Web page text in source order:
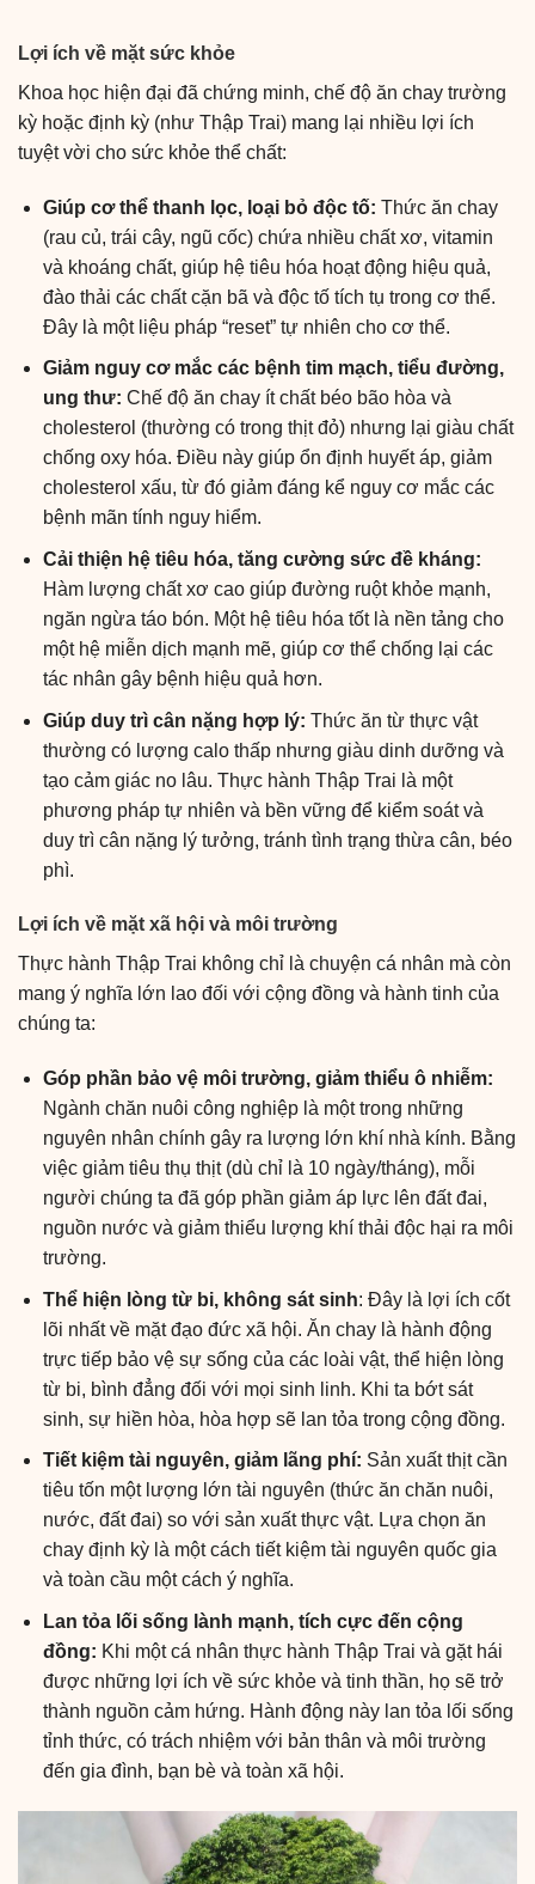
Lợi ích về mặt sức khỏe
Khoa học hiện đại đã chứng minh, chế độ ăn chay trường
kỳ hoặc định kỳ (như Thập Trai) mang lại nhiều lợi ích
tuyệt vời cho sức khỏe thể chất:
Giúp cơ thể thanh lọc, loại bỏ độc tố: Thức ăn chay
(rau củ, trái cây, ngũ cốc) chứa nhiều chất xơ, vitamin
và khoáng chất, giúp hệ tiêu hóa hoạt động hiệu quả,
đào thải các chất cặn bã và độc tố tích tụ trong cơ thể.
Đây là một liệu pháp “reset” tự nhiên cho cơ thể.
Giảm nguy cơ mắc các bệnh tim mạch, tiểu đường,
ung thư: Chế độ ăn chay ít chất béo bão hòa và
cholesterol (thường có trong thịt đỏ) nhưng lại giàu chất
chống oxy hóa. Điều này giúp ổn định huyết áp, giảm
cholesterol xấu, từ đó giảm đáng kể nguy cơ mắc các
bệnh mãn tính nguy hiểm.
Cải thiện hệ tiêu hóa, tăng cường sức đề kháng:
Hàm lượng chất xơ cao giúp đường ruột khỏe mạnh,
ngăn ngừa táo bón. Một hệ tiêu hóa tốt là nền tảng cho
một hệ miễn dịch mạnh mẽ, giúp cơ thể chống lại các
tác nhân gây bệnh hiệu quả hơn.
Giúp duy trì cân nặng hợp lý: Thức ăn từ thực vật
thường có lượng calo thấp nhưng giàu dinh dưỡng và
tạo cảm giác no lâu. Thực hành Thập Trai là một
phương pháp tự nhiên và bền vững để kiểm soát và
duy trì cân nặng lý tưởng, tránh tình trạng thừa cân, béo
phì.
Lợi ích về mặt xã hội và môi trường
Thực hành Thập Trai không chỉ là chuyện cá nhân mà còn
mang ý nghĩa lớn lao đối với cộng đồng và hành tinh của
chúng ta:
Góp phần bảo vệ môi trường, giảm thiểu ô nhiễm:
Ngành chăn nuôi công nghiệp là một trong những
nguyên nhân chính gây ra lượng lớn khí nhà kính. Bằng
việc giảm tiêu thụ thịt (dù chỉ là 10 ngày/tháng), mỗi
người chúng ta đã góp phần giảm áp lực lên đất đai,
nguồn nước và giảm thiểu lượng khí thải độc hại ra môi
trường.
Thể hiện lòng từ bi, không sát sinh: Đây là lợi ích cốt
lõi nhất về mặt đạo đức xã hội. Ăn chay là hành động
trực tiếp bảo vệ sự sống của các loài vật, thể hiện lòng
từ bi, bình đẳng đối với mọi sinh linh. Khi ta bớt sát
sinh, sự hiền hòa, hòa hợp sẽ lan tỏa trong cộng đồng.
Tiết kiệm tài nguyên, giảm lãng phí: Sản xuất thịt cần
tiêu tốn một lượng lớn tài nguyên (thức ăn chăn nuôi,
nước, đất đai) so với sản xuất thực vật. Lựa chọn ăn
chay định kỳ là một cách tiết kiệm tài nguyên quốc gia
và toàn cầu một cách ý nghĩa.
Lan tỏa lối sống lành mạnh, tích cực đến cộng
đồng: Khi một cá nhân thực hành Thập Trai và gặt hái
được những lợi ích về sức khỏe và tinh thần, họ sẽ trở
thành nguồn cảm hứng. Hành động này lan tỏa lối sống
tỉnh thức, có trách nhiệm với bản thân và môi trường
đến gia đình, bạn bè và toàn xã hội.